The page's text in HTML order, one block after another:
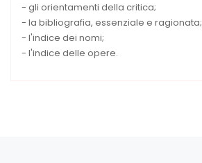
- gli orientamenti della critica;
- la bibliografia, essenziale e ragionata;
- l'indice dei nomi;
- l'indice delle opere.